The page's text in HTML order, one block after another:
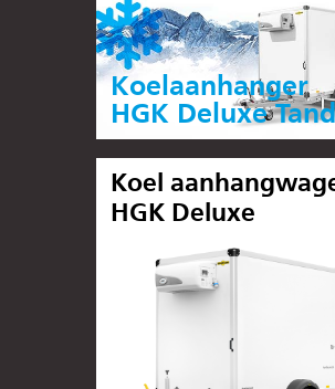
Koelaanhanger
HGK Deluxe
Koel
HGK Deluxe